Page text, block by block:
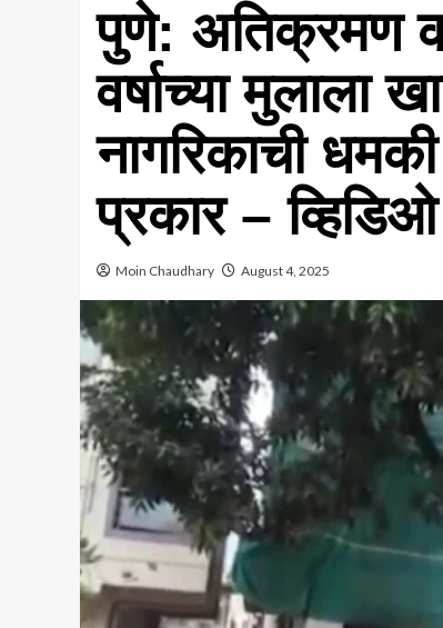
पुणे: अतिक्रमण
वर्षाच्या
नागरिकाची
प्रकार – व्हिडिओ
Moin Chaudhary August 4, 2025